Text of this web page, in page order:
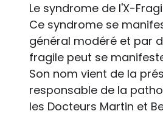
Le syndrome de l'X-
Ce syndrome se
général modéré et par
fragile peut se
Son nom vient de la
responsable de la
les Docteurs Martin et